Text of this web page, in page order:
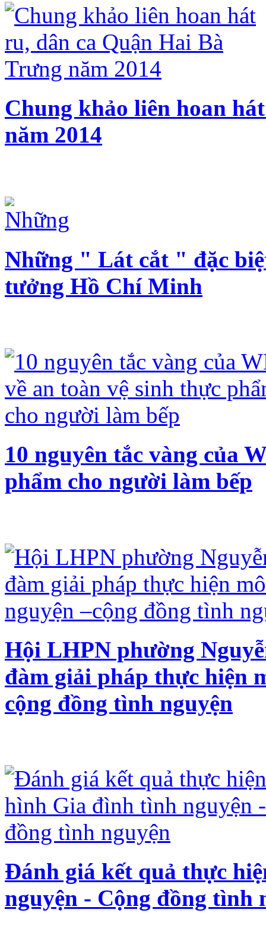
Chung khảo liên hoan
năm 2014
Những " Lát cắt " đặc
tưởng Hồ Chí Minh
10 nguyên tắc vàng của
phẩm cho người làm bếp
Hội LHPN phường
đàm giải pháp thực hiện
cộng đồng tình nguyện
Đánh giá kết quả thực
nguyện - Cộng đồng tình